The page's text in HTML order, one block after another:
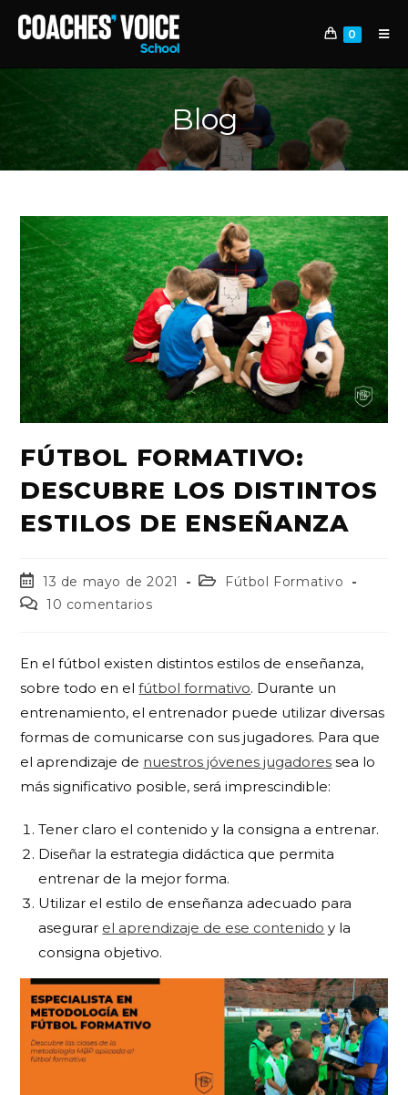
0
Blog
FÚTBOL FORMATIVO:
DESCUBRE LOS DISTINTOS
ESTILOS DE ENSEÑANZA
13 de mayo de 2021
Fútbol Formativo
10 comentarios
En el fútbol existen distintos estilos de enseñanza,
sobre todo en elfútbol formativo. Durante un
entrenamiento, el entrenador puede utilizar diversas
formas de comunicarse con sus jugadores. Para que
el aprendizaje de nuestros jóvenes jugadores sea lo
más significativo posible, será imprescindible:
Tener claro el contenido y la consigna a entrenar.
Diseñar la estrategia didáctica que permita
entrenar de la mejor forma.
Utilizar el estilo de enseñanza adecuado para
asegurar el aprendizaje de ese contenido y la
consigna objetivo.